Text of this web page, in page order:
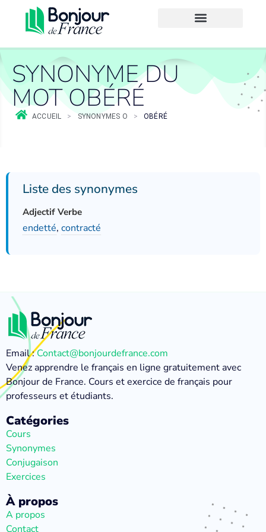
SYNONYME DU
MOT OBÉRÉ
ACCUEIL > SYNONYMES O > OBÉRÉ
Liste des synonymes
Adjectif Verbe
endetté, contracté
Email :Contact@bonjourdefrance.com
Venez apprendre le français en ligne gratuitement avec
Bonjour de France. Cours et exercice de français pour
professeurs et étudiants.
Catégories
Cours
Synonymes
Conjugaison
Exercices
À propos
A propos
Contact